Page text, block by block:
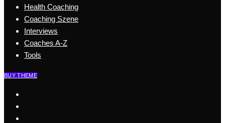
Health Coaching
Coaching Szene
Interviews
Coaches A-Z
Tools
BUY THEME